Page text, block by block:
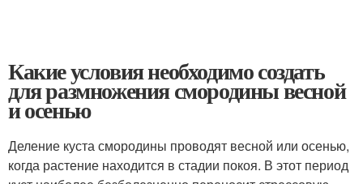
Какие условия необходимо создать
для размножения смородины весной
и осенью
Деление куста смородины проводят весной или осенью,
когда растение находится в стадии покоя. В этот период